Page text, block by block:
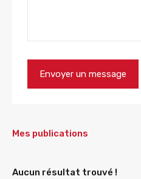
Mes publications
Aucun résultat trouvé !